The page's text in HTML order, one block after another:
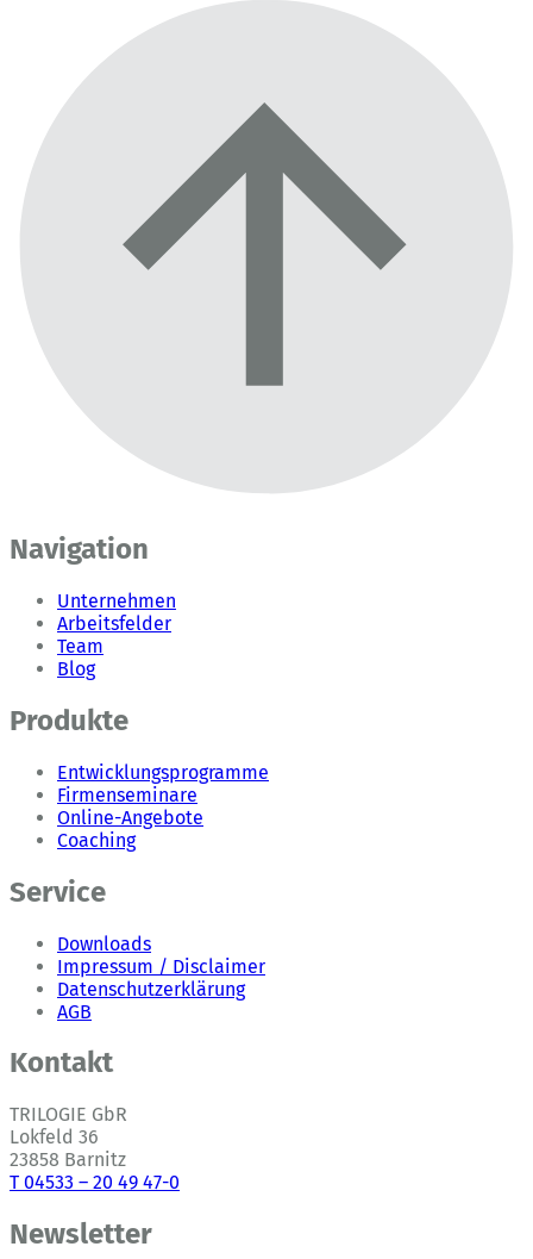
Navigation
Unternehmen
Arbeitsfelder
Team
Blog
Produkte
Entwicklungsprogramme
Firmenseminare
Online-Angebote
Coaching
Service
Downloads
Impressum / Disclaimer
Datenschutzerklärung
AGB
Kontakt
TRILOGIE GbR
Lokfeld 36
23858 Barnitz
T 04533 – 20 49 47-0
Newsletter